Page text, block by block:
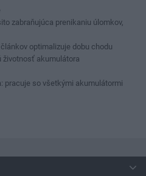
zabraňujúca prenikaniu úlomkov,
optimalizuje dobu chodu
životnosť akumulátora
pracuje so všetkými akumulátormi